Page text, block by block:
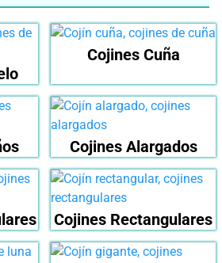
Cojines Cuña
Cojines Alargados
Cojines Rectangulares